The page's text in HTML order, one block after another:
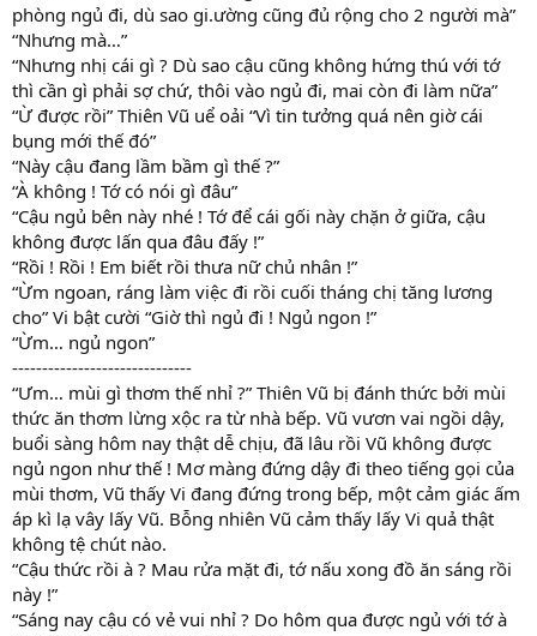
phòng ngủ đi, dù sao gi.ường cũng đủ rộng cho 2 người mà”
“Nhưng mà…”
“Nhưng nhị cái gì ? Dù sao cậu cũng không hứng thú với tớ
thì cần gì phải sợ chứ, thôi vào ngủ đi, mai còn đi làm nữa”
“Ừ được rồi” Thiên Vũ uể oải “Vì tin tưởng quá nên giờ cái
bụng mới thế đó”
“Này cậu đang lầm bầm gì thế ?”
“À không ! Tớ có nói gì đâu”
“Cậu ngủ bên này nhé ! Tớ để cái gối này chặn ở giữa, cậu
không được lấn qua đâu đấy !”
“Rồi ! Rồi ! Em biết rồi thưa nữ chủ nhân !”
“Ừm ngoan, ráng làm việc đi rồi cuối tháng chị tăng lương
cho” Vi bật cười “Giờ thì ngủ đi ! Ngủ ngon !”
“Ừm… ngủ ngon”
------------------------------
“Ưm… mùi gì thơm thế nhỉ ?” Thiên Vũ bị đánh thức bởi mùi
thức ăn thơm lừng xộc ra từ nhà bếp. Vũ vươn vai ngồi dậy,
buổi sàng hôm nay thật dễ chịu, đã lâu rồi Vũ không được
ngủ ngon như thế ! Mơ màng đứng dậy đi theo tiếng gọi của
mùi thơm, Vũ thấy Vi đang đứng trong bếp, một cảm giác ấm
áp kì lạ vây lấy Vũ. Bỗng nhiên Vũ cảm thấy lấy Vi quả thật
không tệ chút nào.
“Cậu thức rồi à ? Mau rửa mặt đi, tớ nấu xong đồ ăn sáng rồi
này !”
“Sáng nay cậu có vẻ vui nhỉ ? Do hôm qua được ngủ với tớ à